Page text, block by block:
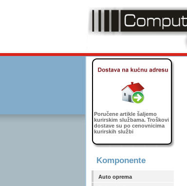
Poručene artikle šaljemo
kurirskim službama. Troškovi
dostave su po cenovnicima
kurirskih službi
Komponente
Auto oprema